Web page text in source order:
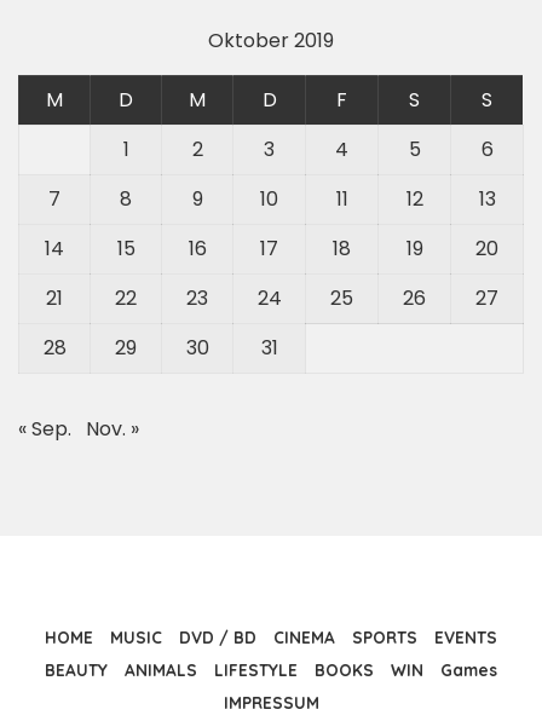
Oktober 2019
M D M D F S
S
1
2 3 4 5
6
7
8 9 10 11 12
13
14
15 16 17 18 19
20
21
22 23 24 25 26
27
28
29 30 31
« Sep. Nov. »
HOME MUSIC DVD / BD CINEMA SPORTS
EVENTS
BEAUTY
ANIMALS LIFESTYLE BOOKS WIN
Games
IMPRESSUM